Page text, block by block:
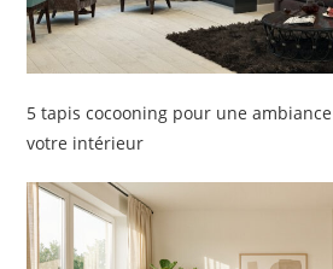
5 tapis cocooning pour une
votre intérieur